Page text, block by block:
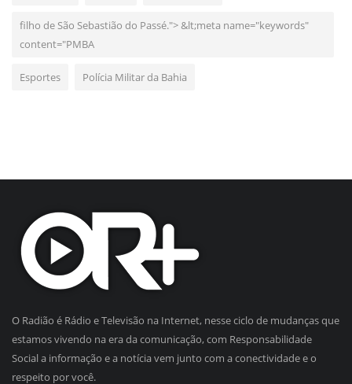
filho de São Sebastião do Passé."> &lt;meta name="keywords"
content="PMBA
Esportes Polícia Militar da Bahia
O Radião é Rádio e Televisão na Internet, nesse ciclo de mudanças que
estamos vivendo na era da comunicação, com Responsabilidade
Social a informação e a notícia vem junto com a conectividade e o
respeito por você.